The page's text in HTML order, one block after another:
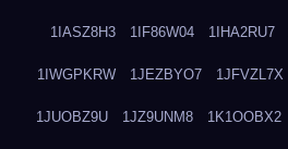
1IASZ8H3 1IF86W04 1IHA2RU7
1IWGPKRW 1JEZBYO7 1JFVZL7X
1JUOBZ9U 1JZ9UNM8 1K1OOBX2